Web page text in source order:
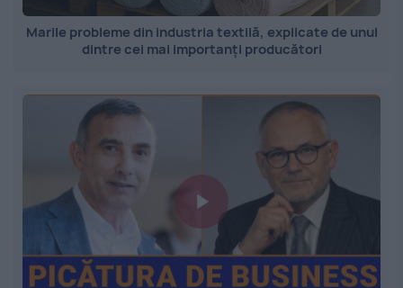
Marile probleme din industria textilă, explicate de unul
dintre cei mai importanți producători